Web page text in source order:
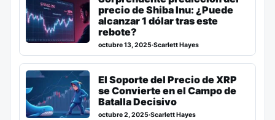
precio de Shiba Inu: ¿Puede
alcanzar 1 dólar tras este
rebote?
octubre 13, 2025·Scarlett Hayes
El Soporte del Precio de XRP
se Convierte en el Campo de
Batalla Decisivo
octubre 2, 2025·Scarlett Hayes